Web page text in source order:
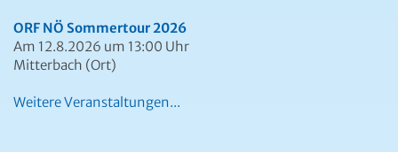
ORF NÖ Sommertour 2026
Am 12.8.2026 um 13:00 Uhr
Mitterbach (Ort)
Weitere Veranstaltungen...